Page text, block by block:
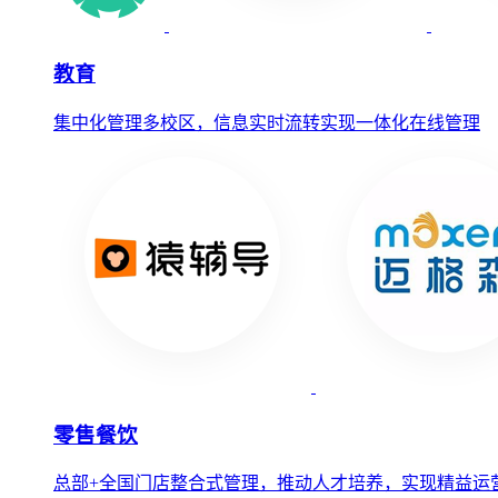
教育
集中化管理多校区，信息实时流转实现一体化在线管理
零售餐饮
总部+全国门店整合式管理，推动人才培养，实现精益运